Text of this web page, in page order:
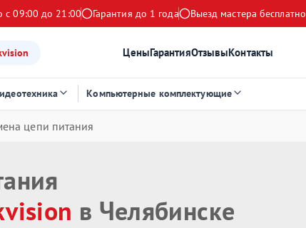
с 09:00 до 21:00 Гарантия до 1 года Выезд мастера бесплатно
ЦеныГарантияОтзывыКонтакты
Компьютерные комплектующие
цепи питания
в Челябинске